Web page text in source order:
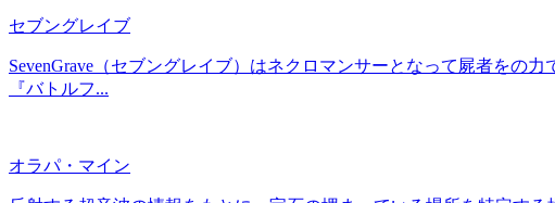
セブングレイブ
SevenGrave（セブングレイブ）はネクロマンサーとなって屍者をの
『バトルフ...
オラパ・マイン